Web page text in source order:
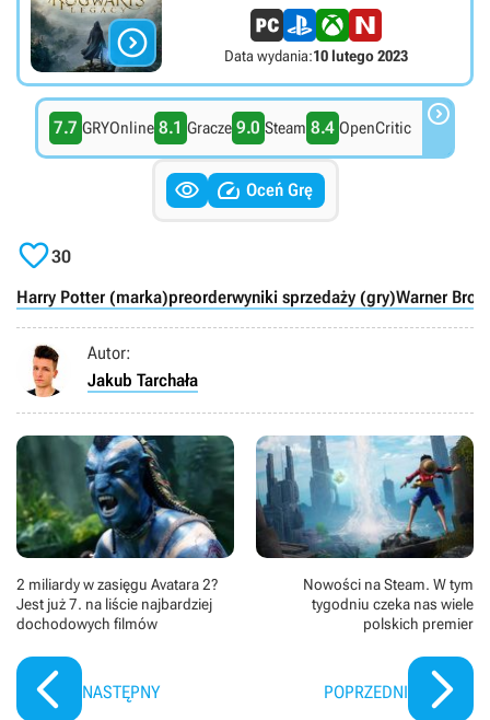
 Data wydania:10 lutego 2023
7.7 GRYOnline 8.1 Gracze 9.0 Steam 8.4 OpenCritic 
  Oceń Grę
30
Harry Potter (marka)preorderwyniki sprzedaży (gry)Warner
Autor:
Jakub Tarchała
2 miliardy w zasięgu Avatara 2?
Jest już 7. na liście najbardziej
dochodowych filmów
NASTĘPNY
Nowości na Steam. W tym
tygodniu czeka nas wiele
polskich premier
POPRZEDNI